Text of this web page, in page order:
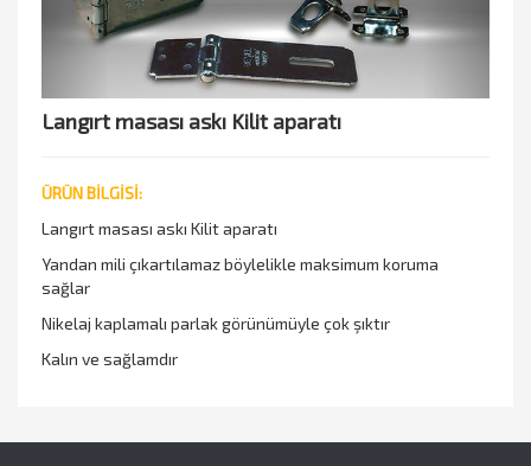
Langırt masası askı Kilit aparatı
ÜRÜN BİLGİSİ:
Langırt masası askı Kilit aparatı
Yandan mili çıkartılamaz böylelikle maksimum koruma
sağlar
Nikelaj kaplamalı parlak görünümüyle çok şıktır
Kalın ve sağlamdır